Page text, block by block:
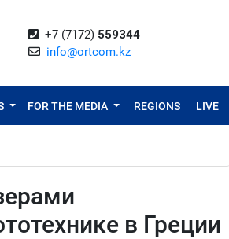
+7 (7172) 559344
info@ortcom.kz
FOR THE MEDIA REGIONS LIVE
в Греции